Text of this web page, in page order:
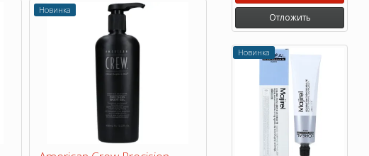
Новинка
Отложить
Новинка